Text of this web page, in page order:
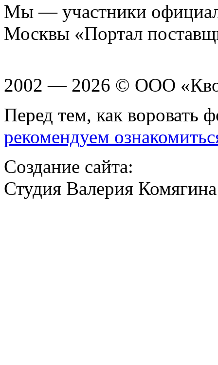
Мы — участники
Москвы «Портал
2002 — 2026 © ООО
Перед тем, как воровать
рекомендуем
Создание сайта:
Студия Валерия Комягина